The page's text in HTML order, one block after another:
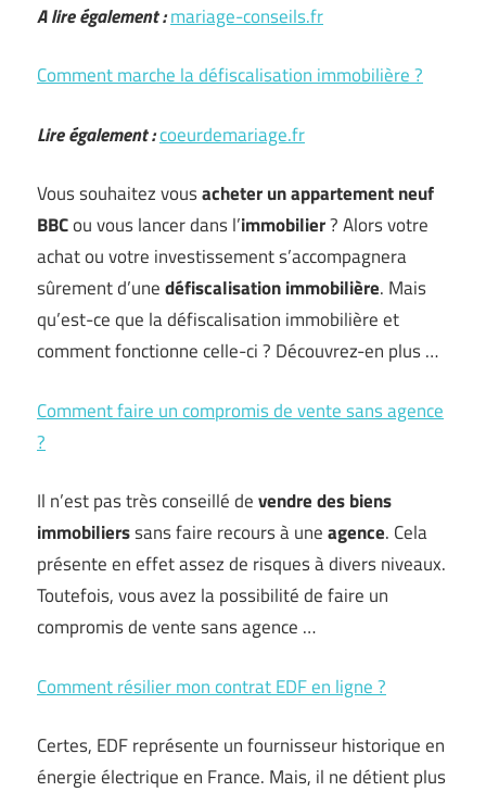
A lire également :mariage-conseils.fr
Comment marche la défiscalisation immobilière ?
Lire également :coeurdemariage.fr
Vous souhaitez vousacheter un appartement neuf
BBCou vous lancer dans l’immobilier? Alors votre
achat ou votre investissement s’accompagnera
sûrement d’unedéfiscalisation immobilière. Mais
qu’est-ce que la défiscalisation immobilière et
comment fonctionne celle-ci ? Découvrez-en plus …
Comment faire un compromis de vente sans agence
?
Il n’est pas très conseillé devendre des biens
immobilierssans faire recours à uneagence. Cela
présente en effet assez de risques à divers niveaux.
Toutefois, vous avez la possibilité de faire un
compromis de vente sans agence …
Comment résilier mon contrat EDF en ligne ?
Certes, EDF représente un fournisseur historique en
énergie électrique en France. Mais, il ne détient plus